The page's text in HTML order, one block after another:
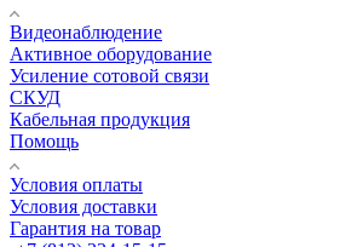
Видеонаблюдение
Активное оборудование
Усиление сотовой связи
СКУД
Кабельная продукция
Помощь
Условия оплаты
Условия доставки
Гарантия на товар